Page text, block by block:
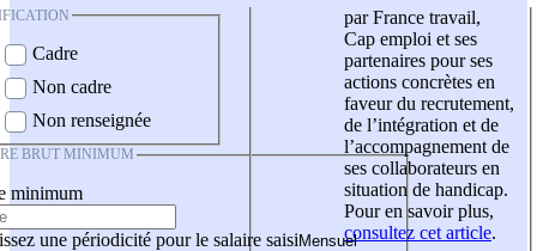
Cadre
Non cadre
Non renseignée
BRUT MINIMUM
minimum
une périodicité pour le salaire saisi
par France travail,
Cap emploi et ses
partenaires pour ses
actions concrètes en
faveur du recrutement,
de l’intégration et de
l’accompagnement de
ses collaborateurs en
situation de handicap.
Pour en savoir plus,
consultez cet article.